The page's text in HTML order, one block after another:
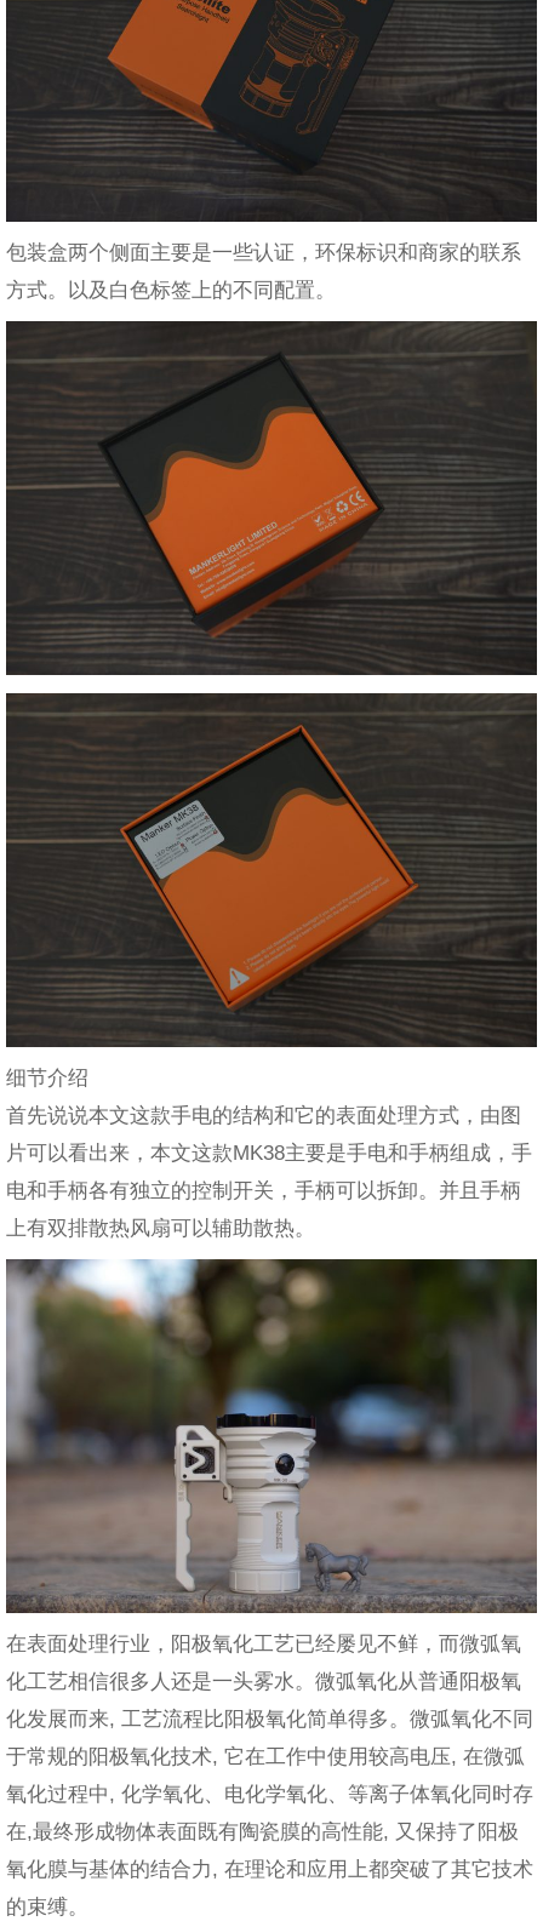
包装盒两个侧面主要是一些认证，环保标识和商家的联系
方式。以及白色标签上的不同配置。
细节介绍
首先说说本文这款手电的结构和它的表面处理方式，由图
片可以看出来，本文这款MK38主要是手电和手柄组成，手
电和手柄各有独立的控制开关，手柄可以拆卸。并且手柄
上有双排散热风扇可以辅助散热。
在表面处理行业，阳极氧化工艺已经屡见不鲜，而微弧氧
化工艺相信很多人还是一头雾水。微弧氧化从普通阳极氧
化发展而来, 工艺流程比阳极氧化简单得多。微弧氧化不同
于常规的阳极氧化技术, 它在工作中使用较高电压, 在微弧
氧化过程中, 化学氧化、电化学氧化、等离子体氧化同时存
在,最终形成物体表面既有陶瓷膜的高性能, 又保持了阳极
氧化膜与基体的结合力, 在理论和应用上都突破了其它技术
的束缚。